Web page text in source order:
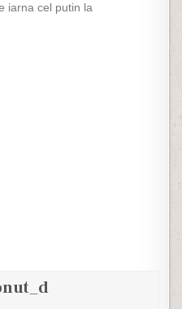
iarna cel putin la